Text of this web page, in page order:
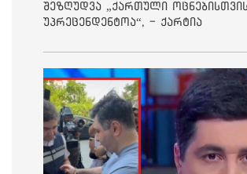
შეზღუდვა „ქართული
უპრეცენდენტოა“, - ქარტია